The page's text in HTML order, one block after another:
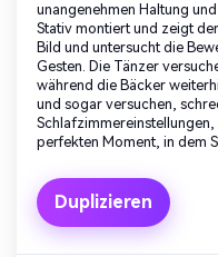
unangenehmen Haltung
Stativ montiert und zeigt
Bild und untersucht die
Gesten. Die Tänzer
während die Bäcker
und sogar versuchen,
Schlafzimmereinstellungen,
perfekten Moment, in dem
Duplizieren